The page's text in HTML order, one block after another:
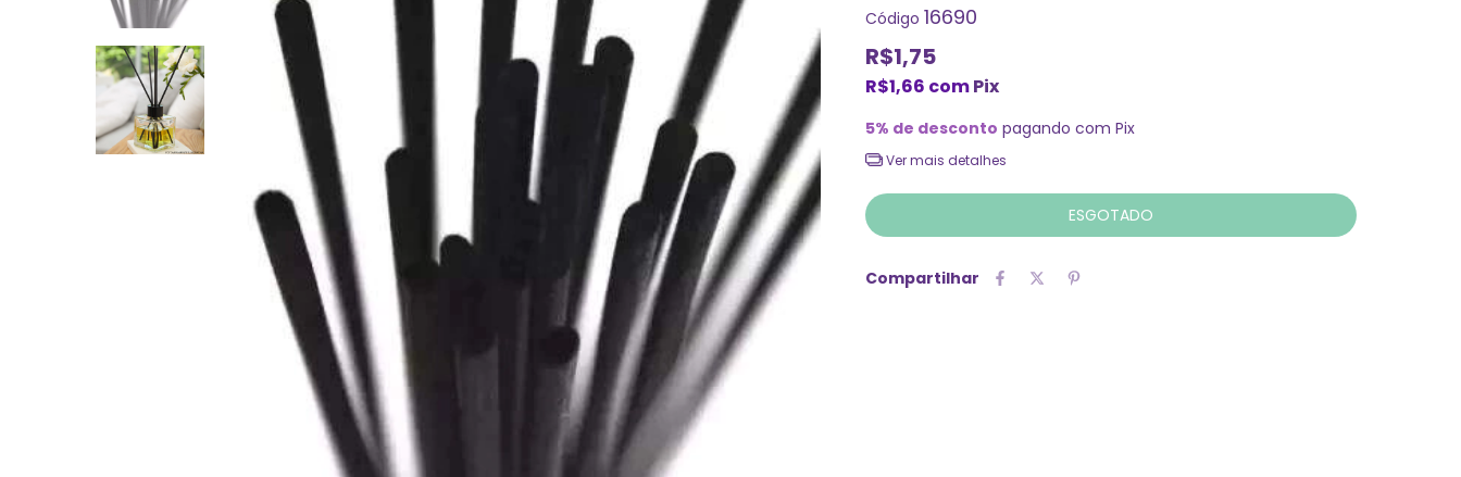
Código 16690
R$1,75
R$1,66 comPix
5% de desconto pagando com Pix
Ver mais detalhes
Compartilhar